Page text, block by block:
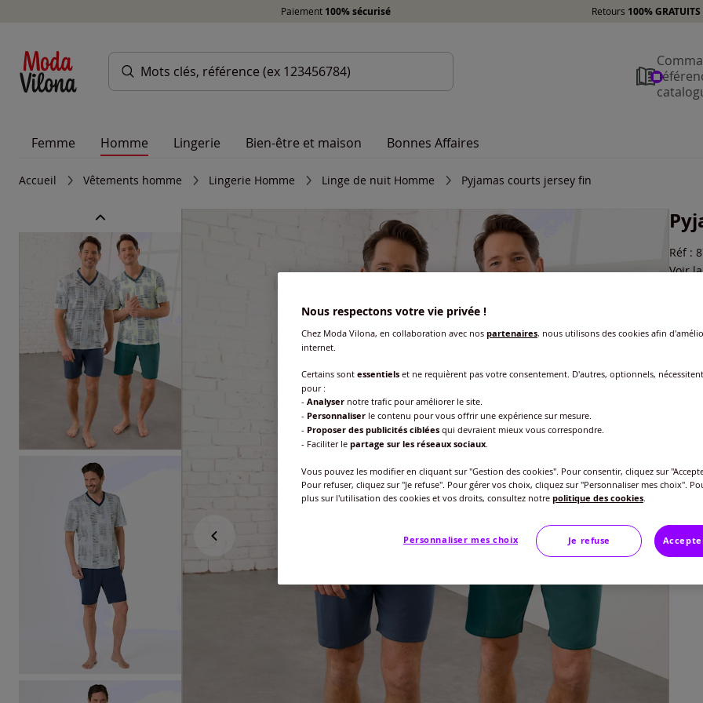
Paiement 100% sécurisé Retours 100%
Femme Homme Lingerie Bien-être et maison Bonnes Affaires
Accueil Vêtements homme Lingerie Homme Linge de nuit Homme Pyjamas courts jersey fin
Réf :
Voir
49
Nous respectons votre vie privée !
Chez Moda Vilona, en collaboration avec nos partenaires, nous utilisons des cookies afin
internet.
Certains sont essentiels et ne requièrent pas votre consentement. D'autres, optionnels,
pour :
- Analyser notre trafic pour améliorer le site.
- Personnaliser le contenu pour vous offrir une expérience sur mesure.
- Proposer des publicités ciblées qui devraient mieux vous correspondre.
- Faciliter le partage sur les réseaux sociaux.
Vous pouvez les modifier en cliquant sur "Gestion des cookies". Pour consentir, cliquez sur
Pour refuser, cliquez sur "Je refuse". Pour gérer vos choix, cliquez sur "Personnaliser mes choix".
plus sur l'utilisation des cookies et vos droits, consultez notre politique des cookies.
Personnaliser mes choix Je refuse